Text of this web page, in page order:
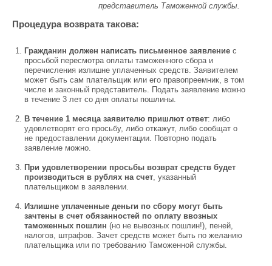
представитель Таможенной службы.
Процедура возврата такова:
Гражданин должен написать письменное заявление с
просьбой пересмотра оплаты таможенного сбора и
перечисления излишне уплаченных средств. Заявителем
может быть сам плательщик или его правопреемник, в том
числе и законный представитель. Подать заявление можно
в течение 3 лет со дня оплаты пошлины.
В течение 1 месяца заявителю пришлют ответ: либо
удовлетворят его просьбу, либо откажут, либо сообщат о
не предоставлении документации. Повторно подать
заявление можно.
При удовлетворении просьбы возврат средств будет
производиться в рублях на счет, указанный
плательщиком в заявлении.
Излишне уплаченные деньги по сбору могут быть
зачтены в счет обязанностей по оплату ввозных
таможенных пошлин (но не вывозных пошлин!), пеней,
налогов, штрафов. Зачет средств может быть по желанию
плательщика или по требованию Таможенной службы.